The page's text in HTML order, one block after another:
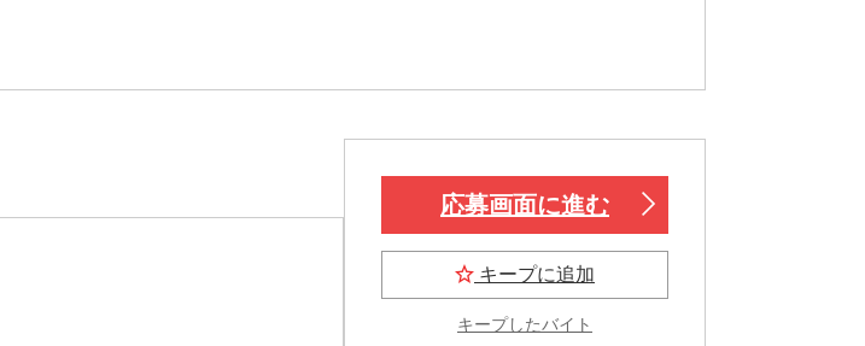
応募画面に進む
キープに追加
キープしたバイト